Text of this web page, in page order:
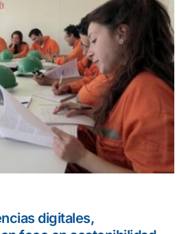
digitales,